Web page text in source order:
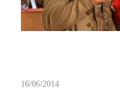
M
16/06/2014